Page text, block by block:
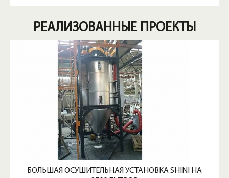
РЕАЛИЗОВАННЫЕ ПРОЕКТЫ
БОЛЬШАЯ ОСУШИТЕЛЬНАЯ УСТАНОВКА SHINI НА